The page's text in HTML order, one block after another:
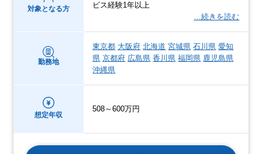
対象となる方
ビス経験1年以上
…続きを読む
勤務地
東京都 大阪府 北海道 宮城県 石川県 愛知
県 京都府 広島県 香川県 福岡県 鹿児島県
沖縄県
想定年収
508～600万円